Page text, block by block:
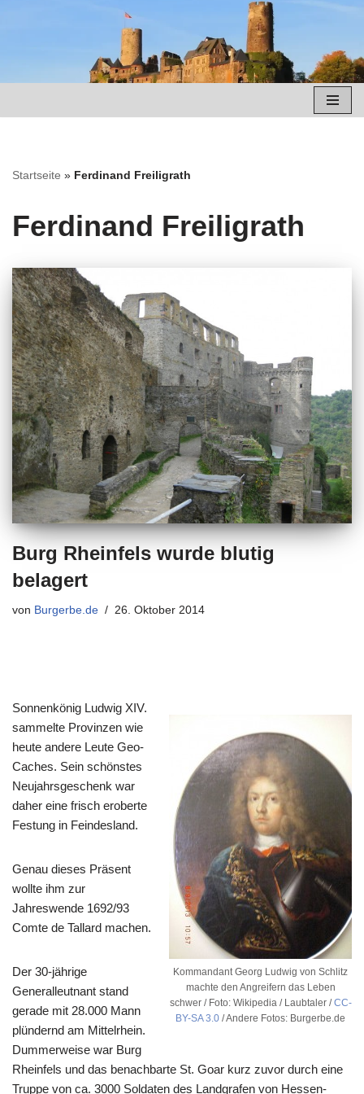
springen
Startseite » Ferdinand Freiligrath
Ferdinand Freiligrath
Burg Rheinfels wurde blutig
belagert
von Burgerbe.de 26. Oktober 2014
Kommandant Georg Ludwig von Schlitz
machte den Angreifern das Leben
schwer / Foto: Wikipedia / Laubtaler /CC-
BY-SA 3.0 / Andere Fotos: Burgerbe.de
Sonnenkönig Ludwig XIV.
sammelte Provinzen wie
heute andere Leute Geo-
Caches. Sein schönstes
Neujahrsgeschenk war
daher eine frisch eroberte
Festung in Feindesland.
Genau dieses Präsent
wollte ihm zur
Jahreswende 1692/93
Comte de Tallard machen.
Der 30-jährige
Generalleutnant stand
gerade mit 28.000 Mann
plündernd am Mittelrhein.
Dummerweise war Burg
Rheinfels und das benachbarte St. Goar kurz zuvor durch eine
Truppe von ca. 3000 Soldaten des Landgrafen von Hessen-